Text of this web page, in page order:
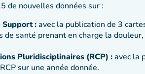
de nouvelles données sur :
Support :avec la publication de 3
santé prenant en charge la
Pluridisciplinaires (RCP) :avec la
sur une année donnée.